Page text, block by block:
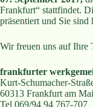
Frankfurt“ stattfindet.
präsentiert und Sie sind
Wir freuen uns auf Ihre
frankfurter
Kurt-Schumacher-
60313 Frankfurt am
Tel 069/94 94 767-707